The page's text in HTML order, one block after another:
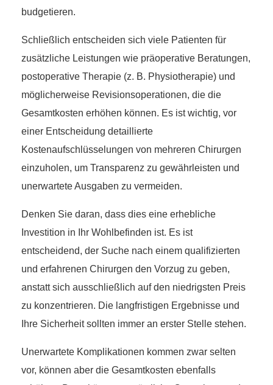
budgetieren.
Schließlich entscheiden sich viele Patienten für
zusätzliche Leistungen wie präoperative Beratungen,
postoperative Therapie (z. B. Physiotherapie) und
möglicherweise Revisionsoperationen, die die
Gesamtkosten erhöhen können. Es ist wichtig, vor
einer Entscheidung detaillierte
Kostenaufschlüsselungen von mehreren Chirurgen
einzuholen, um Transparenz zu gewährleisten und
unerwartete Ausgaben zu vermeiden.
Denken Sie daran, dass dies eine erhebliche
Investition in Ihr Wohlbefinden ist. Es ist
entscheidend, der Suche nach einem qualifizierten
und erfahrenen Chirurgen den Vorzug zu geben,
anstatt sich ausschließlich auf den niedrigsten Preis
zu konzentrieren. Die langfristigen Ergebnisse und
Ihre Sicherheit sollten immer an erster Stelle stehen.
Unerwartete Komplikationen kommen zwar selten
vor, können aber die Gesamtkosten ebenfalls